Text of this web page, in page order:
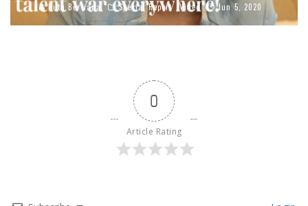
Ruth Berliana Special Report Video Jun 5, 2020
0
Article Rating